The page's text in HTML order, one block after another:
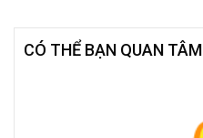
CÓ THỂ BẠN QUAN TÂM